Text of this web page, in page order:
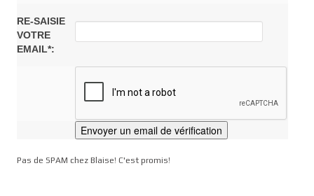
RE-SAISIE
VOTRE
EMAIL*:
Pas de SPAM chez Blaise! C'est promis!